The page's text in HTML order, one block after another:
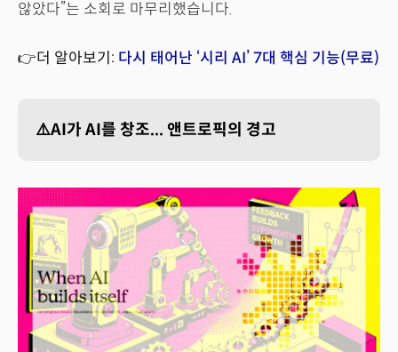
않았다”는 소회로 마무리했습니다.
👉더 알아보기: 다시 태어난 ‘시리 AI’ 7대 핵심 기능(무료)
⚠️AI가 AI를 창조... 앤트로픽의 경고